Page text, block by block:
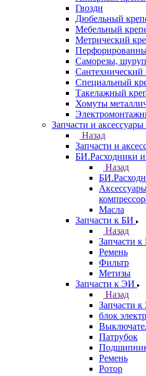
Гвозди
Дюбельный
Мебельный
Метрический
Саморезы,
Сантехнический
Специальный
Такелажный
Хомуты
Запчасти и аксессуары
Назад
Запчасти и
БИ.Расходники
Назад
Масла
Запчасти к БИ
Назад
Запчасти
Ремень
Фильтр
Метизы
Запчасти к ЭИ
Назад
Запчасти
блок
Патрубок
Ремень
Ротор